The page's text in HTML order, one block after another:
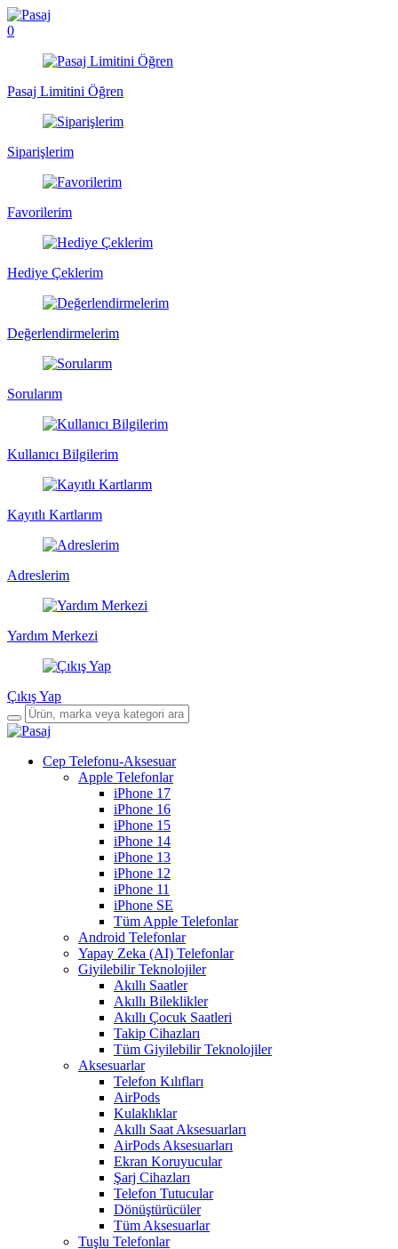
0
Pasaj Limitini Öğren
Siparişlerim
Favorilerim
Hediye Çeklerim
Değerlendirmelerim
Sorularım
Kullanıcı Bilgilerim
Kayıtlı Kartlarım
Adreslerim
Yardım Merkezi
Çıkış Yap
Cep Telefonu-Aksesuar
Apple Telefonlar
iPhone 17
iPhone 16
iPhone 15
iPhone 14
iPhone 13
iPhone 12
iPhone 11
iPhone SE
Tüm Apple Telefonlar
Android Telefonlar
Yapay Zeka (AI) Telefonlar
Giyilebilir Teknolojiler
Akıllı Saatler
Akıllı Bileklikler
Akıllı Çocuk Saatleri
Takip Cihazları
Tüm Giyilebilir Teknolojiler
Aksesuarlar
Telefon Kılıfları
AirPods
Kulaklıklar
Akıllı Saat Aksesuarları
AirPods Aksesuarları
Ekran Koruyucular
Şarj Cihazları
Telefon Tutucular
Dönüştürücüler
Tüm Aksesuarlar
Tuşlu Telefonlar